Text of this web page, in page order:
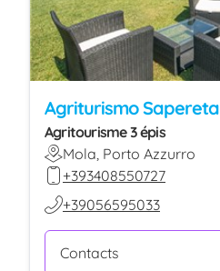
Agriturismo Sapereta
Agritourisme 3 épis
Mola, Porto Azzurro
+393408550727
+39056595033
Contacts